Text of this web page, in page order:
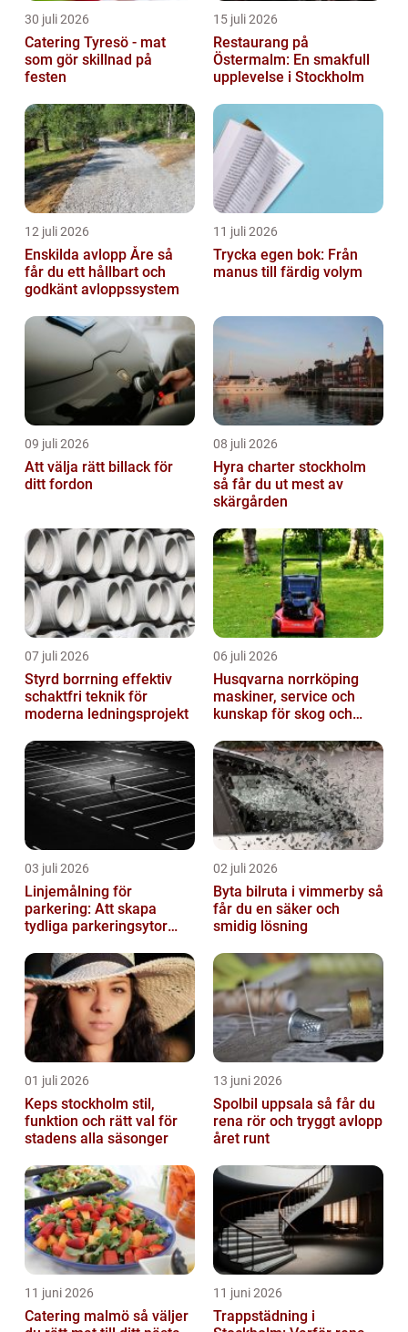
30 juli 2026
Catering Tyresö - mat
som gör skillnad på
festen
15 juli 2026
Restaurang på
Östermalm: En smakfull
upplevelse i Stockholm
12 juli 2026
Enskilda avlopp Åre så
får du ett hållbart och
godkänt avloppssystem
11 juli 2026
Trycka egen bok: Från
manus till färdig volym
09 juli 2026
Att välja rätt billack för
ditt fordon
08 juli 2026
Hyra charter stockholm
så får du ut mest av
skärgården
07 juli 2026
Styrd borrning effektiv
schaktfri teknik för
moderna ledningsprojekt
06 juli 2026
Husqvarna norrköping
maskiner, service och
kunskap för skog och
03 juli 2026
Linjemålning för
parkering: Att skapa
tydliga parkeringsytor
parkeringslinjer
02 juli 2026
Byta bilruta i vimmerby så
får du en säker och
smidig lösning
01 juli 2026
Keps stockholm stil,
funktion och rätt val för
stadens alla säsonger
13 juni 2026
Spolbil uppsala så får du
rena rör och tryggt avlopp
året runt
11 juni 2026
Catering malmö så väljer
11 juni 2026
Trappstädning i